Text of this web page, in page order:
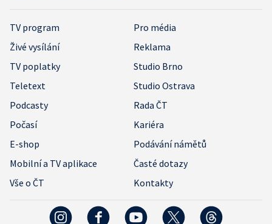
TV program
Pro média
Živé vysílání
Reklama
TV poplatky
Studio Brno
Teletext
Studio Ostrava
Podcasty
Rada ČT
Počasí
Kariéra
E-shop
Podávání námětů
Mobilní a TV aplikace
Časté dotazy
Vše o ČT
Kontakty